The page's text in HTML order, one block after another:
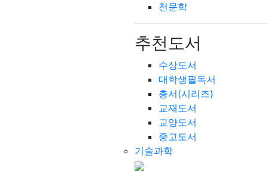
천문학
추천도서
수상도서
대학생필독서
총서(시리즈)
교재도서
교양도서
중고도서
기술과학